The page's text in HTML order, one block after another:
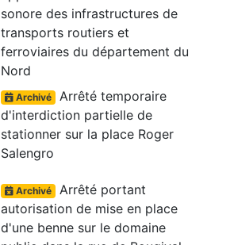
sonore des infrastructures de
transports routiers et
ferroviaires du département du
Nord
Archivé Arrêté temporaire
d'interdiction partielle de
stationner sur la place Roger
Salengro
Archivé Arrêté portant
autorisation de mise en place
d'une benne sur le domaine